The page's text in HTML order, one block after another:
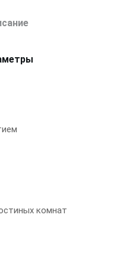
комнат